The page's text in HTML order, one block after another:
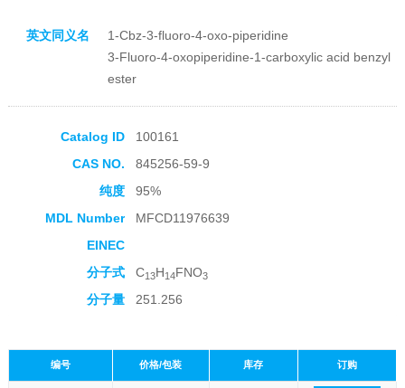
英文同义名
1-Cbz-3-fluoro-4-oxo-piperidine
3-Fluoro-4-oxopiperidine-1-carboxylic acid benzyl
ester
Catalog ID
100161
CAS NO.
845256-59-9
纯度
95%
MDL Number
MFCD11976639
EINEC
分子式
C13H14FNO3
分子量 251.256
编号 价格/包装 库存 订购